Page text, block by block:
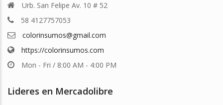
Urb. San Felipe Av. 10 # 52
58 4127757053
colorinsumos@gmail.com
https://colorinsumos.com
Mon - Fri / 8:00 AM - 4:00 PM
Lideres en Mercadolibre